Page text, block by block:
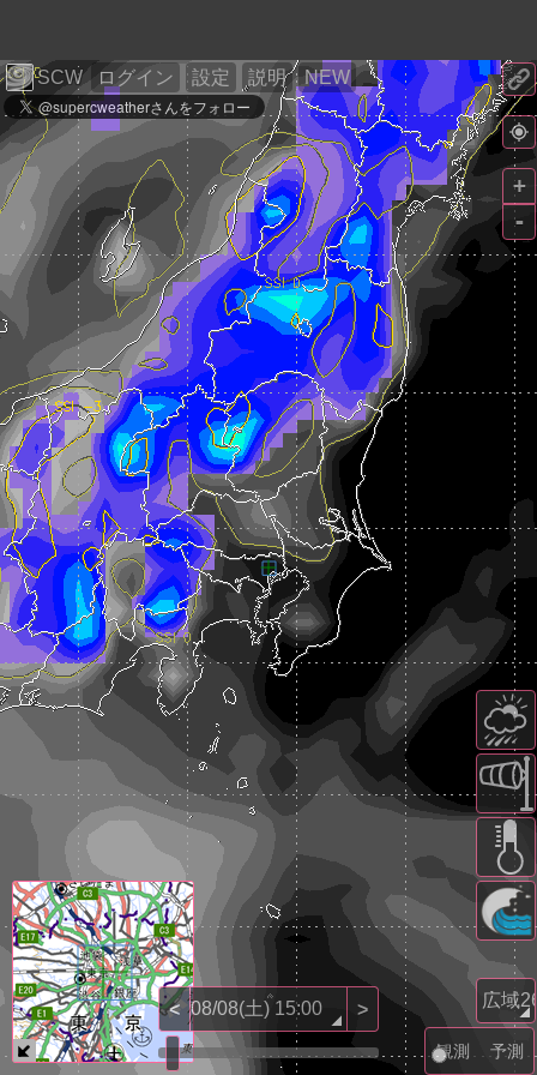
+
-
観測 予測
< >
説明
SCW NEW
ログイン 設定